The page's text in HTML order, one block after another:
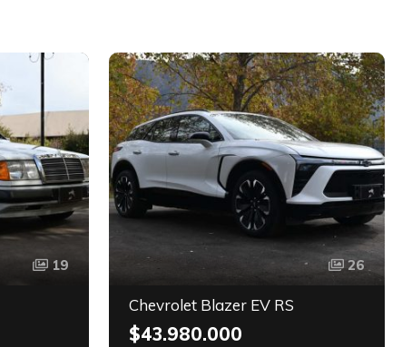
19 26
Chevrolet Blazer EV RS
$43.980.000